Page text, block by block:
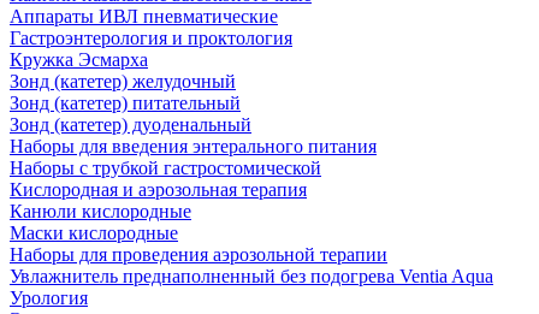
Аппараты ИВЛ пневматические
Гастроэнтерология и проктология
Кружка Эсмарха
Зонд (катетер) желудочный
Зонд (катетер) питательный
Зонд (катетер) дуоденальный
Наборы для введения энтерального питания
Наборы с трубкой гастростомической
Кислородная и аэрозольная терапия
Канюли кислородные
Маски кислородные
Наборы для проведения аэрозольной терапии
Увлажнитель преднаполненный без подогрева Ventia Aqua
Урология